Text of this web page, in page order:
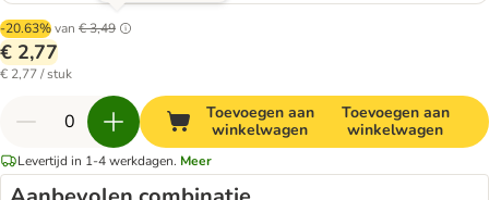
-20.63%van € 3,49
€ 2,77
€ 2,77 / stuk
Toevoegen aan
winkelwagen
Toevoegen aan
winkelwagen
Levertijd in 1-4 werkdagen. Meer